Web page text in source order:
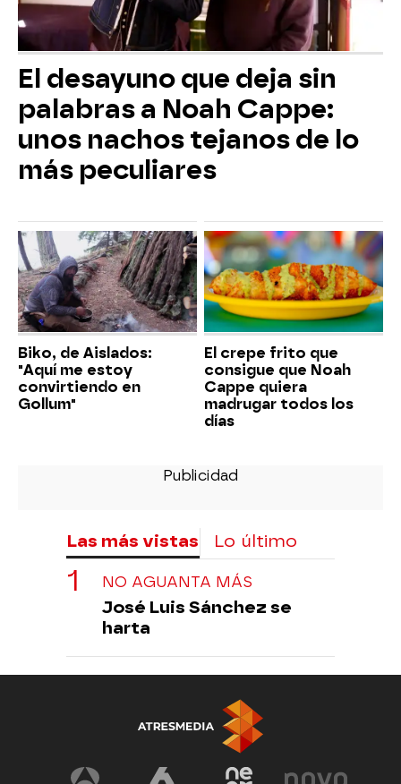
El desayuno que deja sin
palabras a Noah Cappe:
unos nachos tejanos de lo
más peculiares
Biko, de Aislados:
"Aquí me estoy
convirtiendo en
Gollum"
El crepe frito que
consigue que Noah
Cappe quiera
madrugar todos los
días
Las más vistas Lo último
NO AGUANTA MÁS
José Luis Sánchez se
harta